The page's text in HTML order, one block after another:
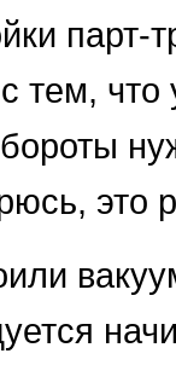
парт-
тем,
это